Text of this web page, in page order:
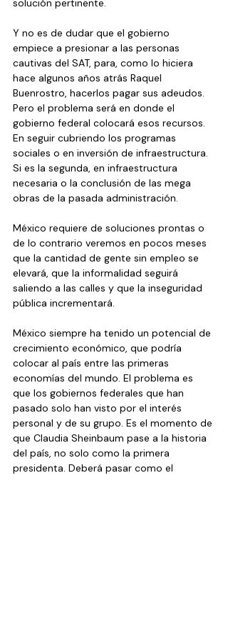
solución pertinente.
Y no es de dudar que el gobierno
empiece a presionar a las personas
cautivas del SAT, para, como lo hiciera
hace algunos años atrás Raquel
Buenrostro, hacerlos pagar sus adeudos.
Pero el problema será en donde el
gobierno federal colocará esos recursos.
En seguir cubriendo los programas
sociales o en inversión de infraestructura.
Si es la segunda, en infraestructura
necesaria o la conclusión de las mega
obras de la pasada administración.
México requiere de soluciones prontas o
de lo contrario veremos en pocos meses
que la cantidad de gente sin empleo se
elevará, que la informalidad seguirá
saliendo a las calles y que la inseguridad
pública incrementará.
México siempre ha tenido un potencial de
crecimiento económico, que podría
colocar al país entre las primeras
economías del mundo. El problema es
que los gobiernos federales que han
pasado solo han visto por el interés
personal y de su grupo. Es el momento de
que Claudia Sheinbaum pase a la historia
del país, no solo como la primera
presidenta. Deberá pasar como el